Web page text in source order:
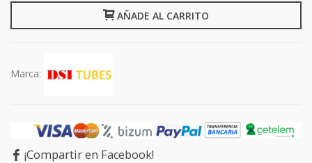
AÑADE AL CARRITO
Marca:
¡Compartir en Facebook!